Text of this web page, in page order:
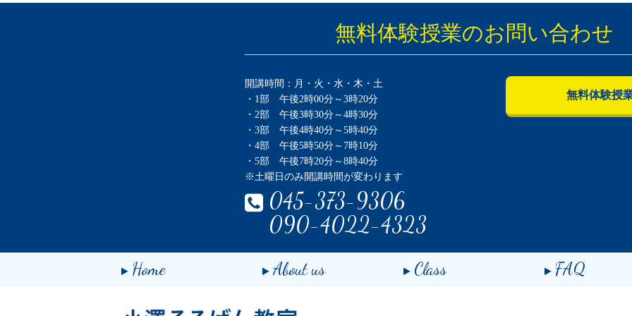
無料体験授業のお問い合わせ
開講時間：月・火・水・木・土
・1部 午後2時00分～3時20分
・2部 午後3時30分～4時30分
・3部 午後4時40分～5時40分
・4部 午後5時50分～7時10分
・5部 午後7時20分～8時40分
※土曜日のみ開講時間が変わります
045-373-9306
090-4022-4323
無料体験授
Home About us Class FAQ